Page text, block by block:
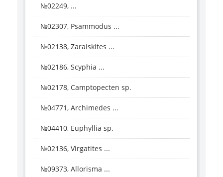
№02249, ...
№02307, Psammodus ...
№02138, Zaraiskites ...
№02186, Scyphia ...
№02178, Camptopecten sp.
№04771, Archimedes ...
№04410, Euphyllia sp.
№02136, Virgatites ...
№09373, Allorisma ...